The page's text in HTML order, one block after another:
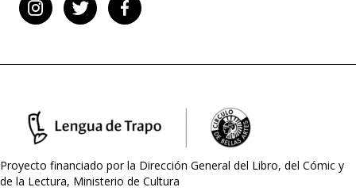
Proyecto financiado por la Dirección General del Libro, del Cómic y
de la Lectura, Ministerio de Cultura